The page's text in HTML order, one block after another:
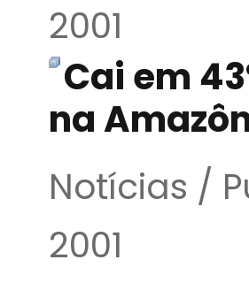
2001
Cai em
na
Notícias /
2001